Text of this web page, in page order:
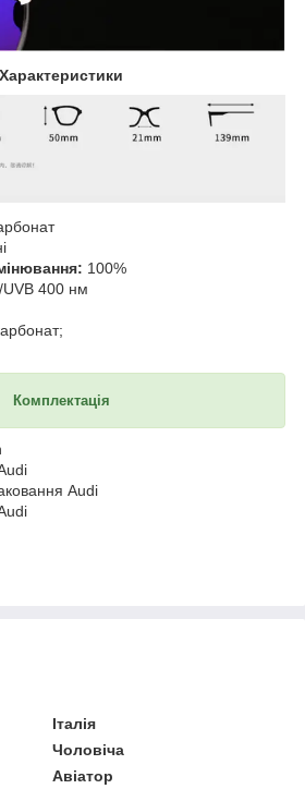
Характеристики
100%
UVB 400 нм
Комплектація
Audi
Італія
Чоловіча
Авіатор